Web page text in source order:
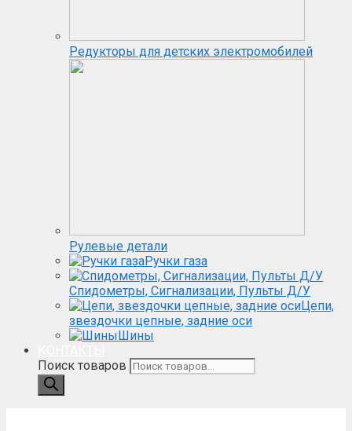
Редукторы для детских электромобилей
Рулевые детали
Ручки газа
Спидометры, Сигнализации, Пульты Д/У
Цепи,
звездочки цепные, задние оси
Шины
Поиск товаров